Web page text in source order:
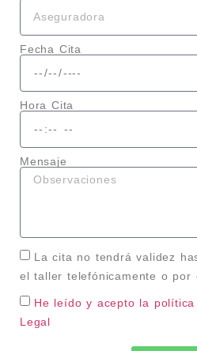
Fecha Cita
Hora Cita
Mensaje
La cita no tendrá validez
el taller telefónicamente o por
He leído y acepto la
Legal